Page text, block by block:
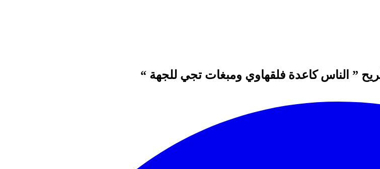
” الناس كاعدة فلقهاوي ومبغات تجي للجهة “